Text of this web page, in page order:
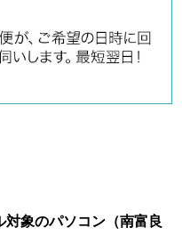
象のパソコン（南富良